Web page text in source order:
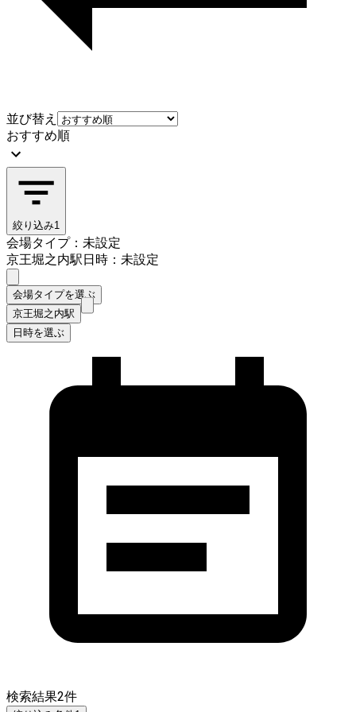
並び替え
おすすめ順
絞り込み1
会場タイプ：未設定
京王堀之内駅日時：未設定
会場タイプを選ぶ
京王堀之内駅
日時を選ぶ
検索結果2件